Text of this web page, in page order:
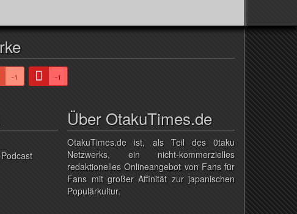
-1 -1
Über OtakuTimes.de
OtakuTimes.de ist, als Teil des 0taku
Netzwerks, ein nicht-kommerzielles
redaktionelles Onlineangebot von Fans für
Fans mit großer Affinität zur japanischen
Populärkultur.